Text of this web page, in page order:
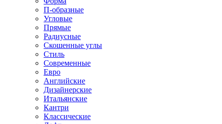
П-образные
Угловые
Прямые
Радиусные
Скошенные углы
Стиль
Современные
Евро
Английские
Дизайнерские
Итальянские
Кантри
Классические